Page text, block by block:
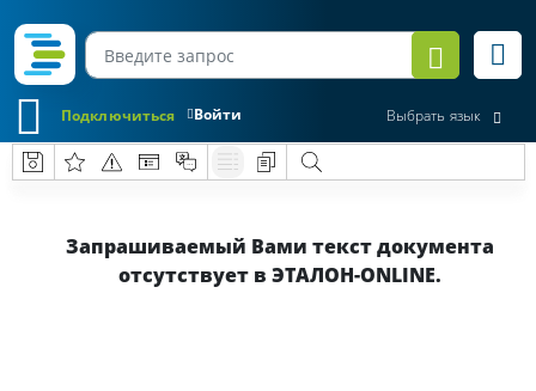
Войти
Подключиться Выбрать язык
Запрашиваемый Вами текст документа
отсутствует в ЭТАЛОН-ONLINE.